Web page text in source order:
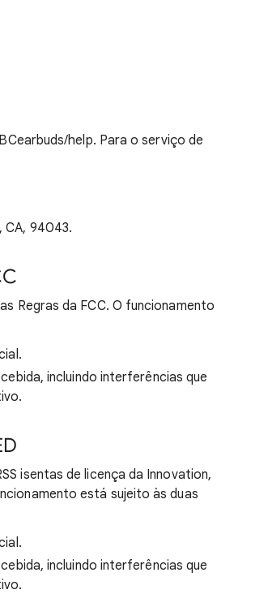
help. Para o serviço de
CA, 94043.
Regras da FCC. O funcionamento
incluindo interferências que
isentas de licença da Innovation,
está sujeito às duas
incluindo interferências que